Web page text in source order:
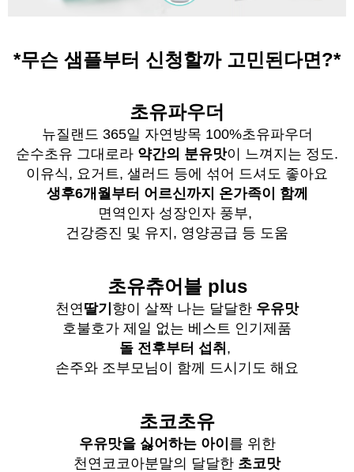
*무슨 샘플부터 신청할까 고민된다면?*
초유파우더
뉴질랜드 365일 자연방목 100%초유파우더
순수초유 그대로라 약간의 분유맛이 느껴지는 정도.
이유식, 요거트, 샐러드 등에 섞어 드셔도 좋아요
생후6개월부터 어르신까지 온가족이 함께
면역인자 성장인자 풍부,
건강증진 및 유지, 영양공급 등 도움
초유츄어블 plus
천연딸기 향이 살짝 나는 달달한 우유맛
호불호가 제일 없는 베스트 인기제품
돌 전후부터 섭취 ,
손주와 조부모님이 함께 드시기도 해요
초코초유
우유맛을 싫어하는 아이 를 위한
천연코코아분말의 달달한 초코맛